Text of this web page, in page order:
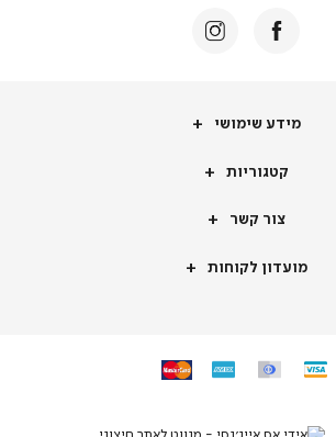
מידע
מידע שימושי
קטגוריותקטגוריות
צור
צור קשר
מועדון
מועדון לקוחות